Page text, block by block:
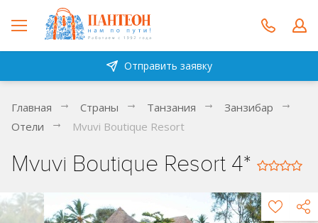
Отправить заявку
Главная Страны Танзания
Занзибар
Отели
Mvuvi Boutique Resort
Mvuvi Boutique Resort 4*